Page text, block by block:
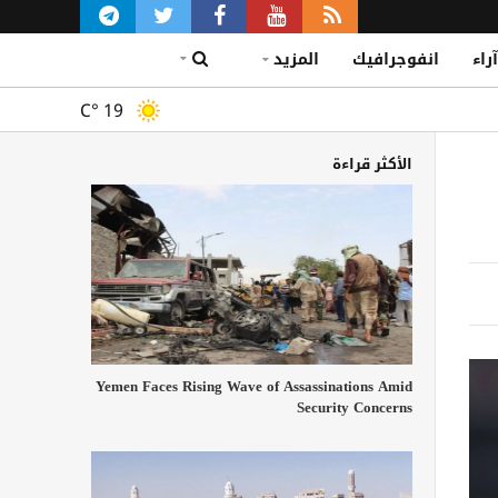
آراء انفوجرافيك المزيد
C° 19
الأكثر قراءة
Yemen Faces Rising Wave of Assassinations Amid
Security Concerns